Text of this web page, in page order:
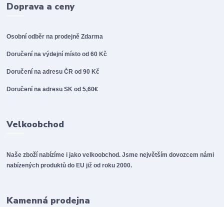
Doprava a ceny
Osobní odběr na prodejněZdarma
Doručení na výdejní místo od 60 Kč
Doručení na adresu ČR od 90 Kč
Doručení na adresu SK od 5,60€
Velkoobchod
Naše zboží nabízíme i jako velkoobchod. Jsme největším dovozcem námi
nabízených produktů do EU již od roku 2000.
Kamenná prodejna